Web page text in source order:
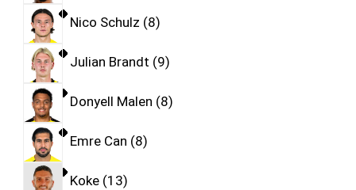
Nico Schulz 8
Julian Brandt 9
Donyell Malen 8
Emre Can 8
Koke 13